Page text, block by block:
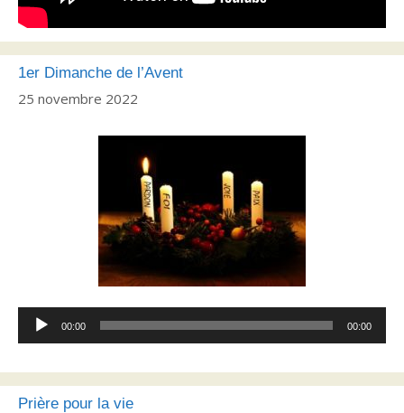
1er Dimanche de l’Avent
25 novembre 2022
Lecteur
audio
00:00 00:00
Prière pour la vie